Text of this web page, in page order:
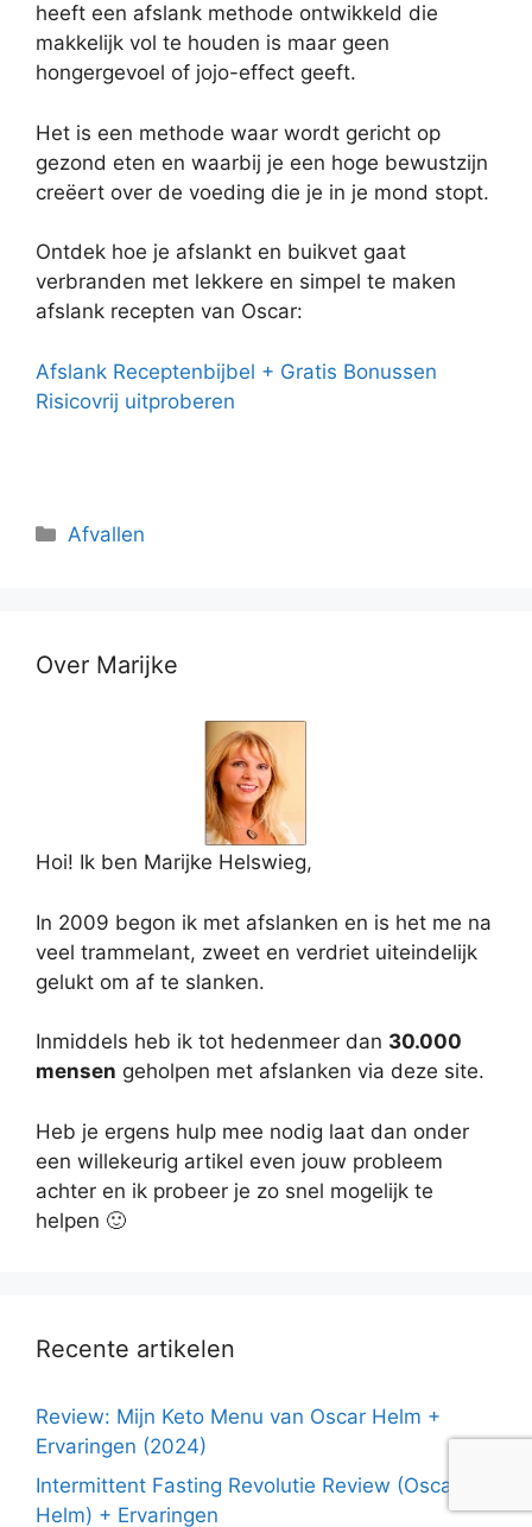
heeft een afslank methode ontwikkeld die
makkelijk vol te houden is maar geen
hongergevoel of jojo-effect geeft.
Het is een methode waar wordt gericht op
gezond eten en waarbij je een hoge bewustzijn
creëert over de voeding die je in je mond stopt.
Ontdek hoe je afslankt en buikvet gaat
verbranden met lekkere en simpel te maken
afslank recepten van Oscar:
Afslank Receptenbijbel + Gratis Bonussen
Risicovrij uitproberen
Categorieën
Afvallen
Over Marijke
Hoi! Ik ben Marijke Helswieg,
In 2009 begon ik met afslanken en is het me na
veel trammelant, zweet en verdriet uiteindelijk
gelukt om af te slanken.
Inmiddels heb ik tot hedenmeer dan 30.000
mensen geholpen met afslanken via deze site.
Heb je ergens hulp mee nodig laat dan onder
een willekeurig artikel even jouw probleem
achter en ik probeer je zo snel mogelijk te
helpen 🙂
Recente artikelen
Review: Mijn Keto Menu van Oscar Helm +
Ervaringen (2024)
Intermittent Fasting Revolutie Review (Oscar
Helm) + Ervaringen